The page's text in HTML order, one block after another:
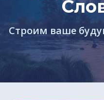
Строим ваше